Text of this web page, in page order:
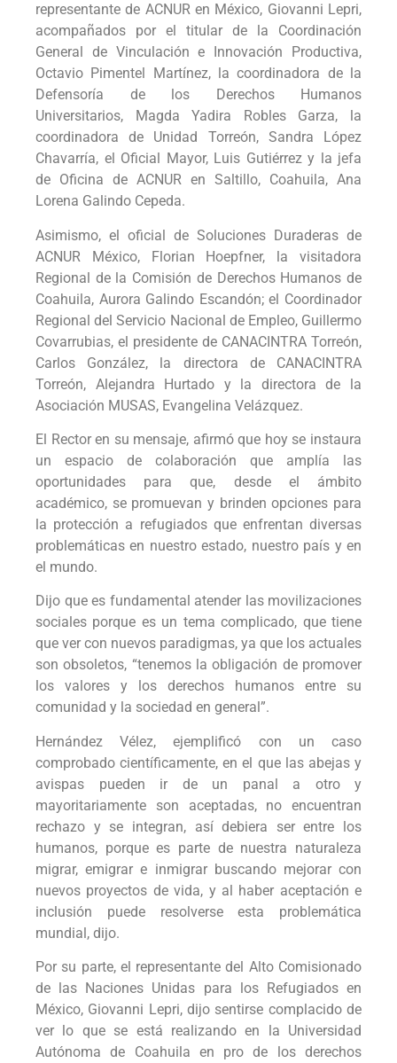
representante de ACNUR en México, Giovanni Lepri,
acompañados por el titular de la Coordinación
General de Vinculación e Innovación Productiva,
Octavio Pimentel Martínez, la coordinadora de la
Defensoría de los Derechos Humanos
Universitarios, Magda Yadira Robles Garza, la
coordinadora de Unidad Torreón, Sandra López
Chavarría, el Oficial Mayor, Luis Gutiérrez y la jefa
de Oficina de ACNUR en Saltillo, Coahuila, Ana
Lorena Galindo Cepeda.
Asimismo, el oficial de Soluciones Duraderas de
ACNUR México, Florian Hoepfner, la visitadora
Regional de la Comisión de Derechos Humanos de
Coahuila, Aurora Galindo Escandón; el Coordinador
Regional del Servicio Nacional de Empleo, Guillermo
Covarrubias, el presidente de CANACINTRA Torreón,
Carlos González, la directora de CANACINTRA
Torreón, Alejandra Hurtado y la directora de la
Asociación MUSAS, Evangelina Velázquez.
El Rector en su mensaje, afirmó que hoy se instaura
un espacio de colaboración que amplía las
oportunidades para que, desde el ámbito
académico, se promuevan y brinden opciones para
la protección a refugiados que enfrentan diversas
problemáticas en nuestro estado, nuestro país y en
el mundo.
Dijo que es fundamental atender las movilizaciones
sociales porque es un tema complicado, que tiene
que ver con nuevos paradigmas, ya que los actuales
son obsoletos, “tenemos la obligación de promover
los valores y los derechos humanos entre su
comunidad y la sociedad en general”.
Hernández Vélez, ejemplificó con un caso
comprobado científicamente, en el que las abejas y
avispas pueden ir de un panal a otro y
mayoritariamente son aceptadas, no encuentran
rechazo y se integran, así debiera ser entre los
humanos, porque es parte de nuestra naturaleza
migrar, emigrar e inmigrar buscando mejorar con
nuevos proyectos de vida, y al haber aceptación e
inclusión puede resolverse esta problemática
mundial, dijo.
Por su parte, el representante del Alto Comisionado
de las Naciones Unidas para los Refugiados en
México, Giovanni Lepri, dijo sentirse complacido de
ver lo que se está realizando en la Universidad
Autónoma de Coahuila en pro de los derechos